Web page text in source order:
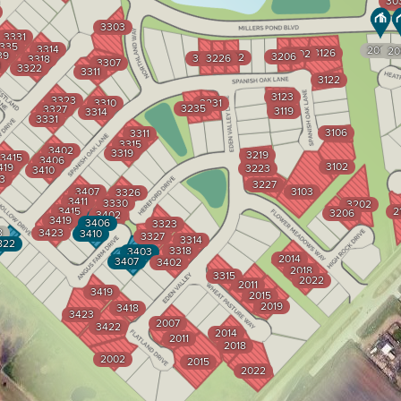
323032263222 32063202 3126
3122
3106
3102
3123
3119
3103
3227
3223
3219
3231
3235
3331
3322
3318
3314
3303
3307
3311
3323
3327
3331
3415
3310
3314
3402
3406
3410
3423
3419
3415
3411
3407
3319
3315
3311
3326
3330
3402
3423
3419
3327
3323
3314
3318
3402
3418
3422
2002
2015
2011
2007
2014
2018
2022
2019
2015
2011
3315 2022
2018
2014
3206
3202
2003
3403
3407
3410
3406